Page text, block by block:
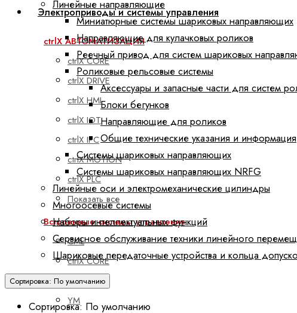
Электроприводы и системы управления
ctrlX АВТОМАТИЗАЦИЯ
ctrlX CORE
ctrlX DRIVE
ctrlX HMI
ctrlX IOT
ctrlX IPC
ctrlX MOTION
ctrlX PLC
Показать все
Встроенные системы управления
CML
ctrlX CORE
XM
YM
Линейные направляющие
Миниатюрные системы шариковых направляющих
Направляющие для кулачковых роликов
Реечный привод для систем шариковых
Роликовые рельсовые системы
Аксессуары и запасные части для систем
Блоки бегунков
Направляющие для роликов
Общие технические указания и информация
Системы шариковых направляющих
Системы шариковых направляющих NRFG
Линейные оси и электромеханические цилиндры
Многоосевые системы
Наборы интеллектуальных функций
Сервисное обслуживание техники линейного
Шариковые передаточные устройства и кольца
Сортировка: По умолчанию
Сортировка: По умолчанию